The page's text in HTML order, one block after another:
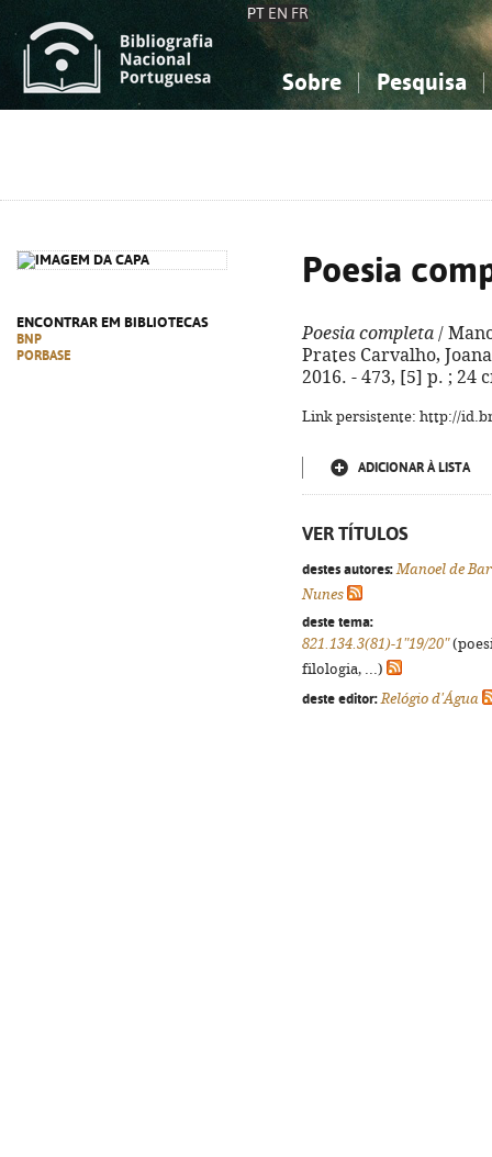
PT EN FR
Sobre Pesquisa
ENCONTRAR EM BIBLIOTECAS
BNP
PORBASE
Poesia
Poesia completa /
Prates Carvalho,
2016. - 473, [5] p. ; 24
Link persistente: http://
ADICIONAR À LISTA
VER TÍTULOS
destes autores: Manoel de
Nunes
deste tema:
821.134.3(81)-1"19/20"
filologia, ...)
deste editor: Relógio d'Água